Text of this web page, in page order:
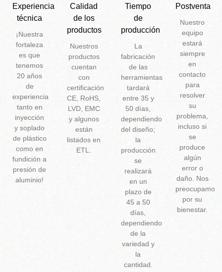
Experiencia
técnica
¡Nuestra
fortaleza
es que
tenemos
20 años
de
experiencia
tanto en
inyección
y soplado
de plástico
como en
fundición a
presión de
aluminio!
Calidad
de los
productos
Nuestros
productos
cuentan
con
certificación
CE, RoHS,
LVD, EMC
y algunos
están
listados en
ETL.
Tiempo
de
producción
La
fabricación
de las
herramientas
tardará
entre 35 y
50 días,
dependiendo
del diseño;
la
producción
se
realizará
en un
plazo de
45 a 50
días,
dependiendo
de la
variedad y
la
cantidad.
Postventa
Nuestro
equipo
estará
siempre
en
contacto
para
resolver
su
problema,
incluso si
se
produce
algún
error o
daño. Nos
preocupamos
por su
bienestar.